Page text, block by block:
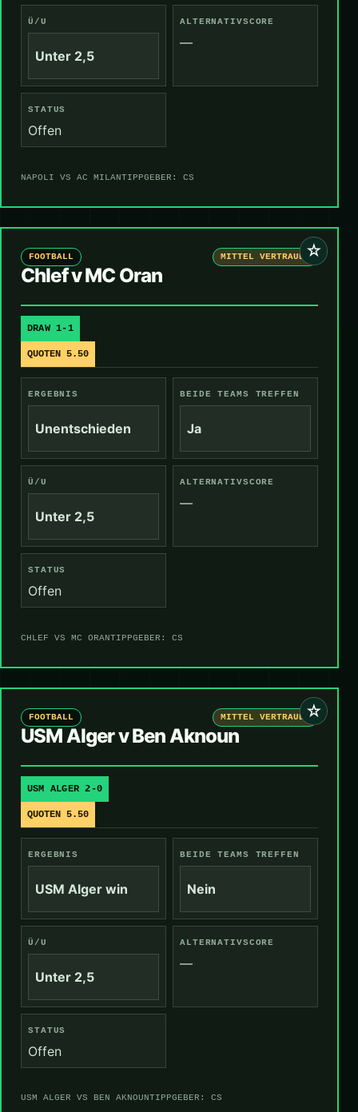
Ü/U
Unter 2,5
ALTERNATIVSCORE
—
STATUS
Offen
NAPOLI VS AC MILANTIPPGEBER: CS
☆
FOOTBALL MITTEL VERTRAUEN
Chlef v MC Oran
DRAW 1-1
QUOTEN 5.50
ERGEBNIS
Unentschieden
BEIDE TEAMS TREFFEN
Ja
Ü/U
Unter 2,5
ALTERNATIVSCORE
—
STATUS
Offen
CHLEF VS MC ORANTIPPGEBER: CS
☆
FOOTBALL MITTEL VERTRAUEN
USM Alger v Ben Aknoun
USM ALGER 2-0
QUOTEN 5.50
ERGEBNIS
USM Alger win
BEIDE TEAMS TREFFEN
Nein
Ü/U
Unter 2,5
ALTERNATIVSCORE
—
STATUS
Offen
USM ALGER VS BEN AKNOUNTIPPGEBER: CS